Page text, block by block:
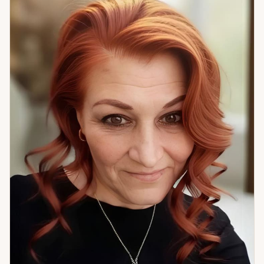
клиентка спрашивала о мужчине, который уже
представлял новую девушку родителям. Я сказала: «Он
вернётся». Через три недели он не только вернулся — но и
сделал предложение. Сейчас в браке. В спокойствии —
ваша сила. Помогу её найти.